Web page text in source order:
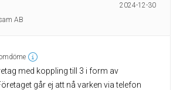
2024-12-30
AB
med koppling till 3 i form av
går ej att nå varken via telefon